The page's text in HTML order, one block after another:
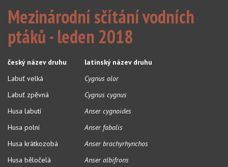
Mezinárodní sčítání vodních
ptáků - leden 2018
český název druhu
latinský název druhu
Labuť velká
Cygnus olor
Labuť zpěvná
Cygnus cygnus
Husa labutí
Anser cygnoides
Husa polní
Anser fabalis
Husa krátkozobá
Anser brachyrhynchos
Husa běločelá
Anser albifrons